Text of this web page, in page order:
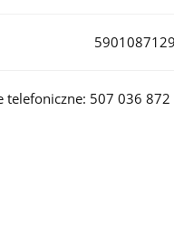
telefoniczne: 507 036 872